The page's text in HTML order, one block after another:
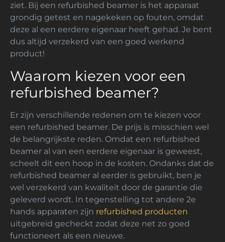
ziet. Bij een refurbished beamer is het apparaat
grondig getest en nagekeken op fouten, omdat
deze al een eerdere eigenaar heeft gehad. Je bent
dus altijd verzekerd van een goed werkend
product!
Waarom kiezen voor een
refurbished beamer?
Er zijn verschillende redenen om te kiezen voor
een refurbished beamer. De prijs is misschien wel
de belangrijkste reden. Omdat een refurbished
beamer al van een eerdere eigenaar is geweest,
scheelt dit een hoop in de kosten. Ondanks dat de
refurbished beamer al eerder is gebruikt, ben je
wel verzekerd van kwaliteit door de garantie die
geleverd wordt. In tegenstelling tot andere 2e
hands apparaten zijn refurbished producten
uitgebreid gecheckt zodat deze net zo goed
functioneert als een nieuwe.